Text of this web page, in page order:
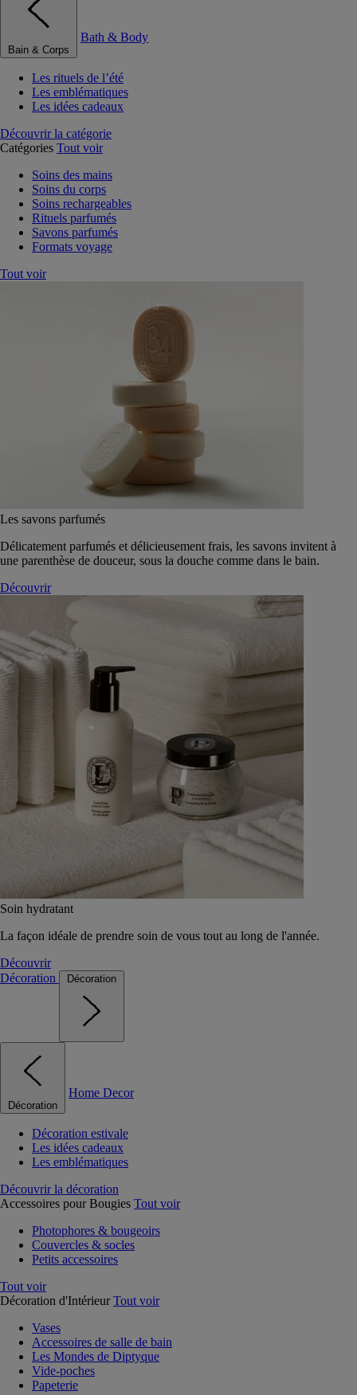
Bain & Corps
Bath & Body
Les rituels de l’été
Les emblématiques
Les idées cadeaux
Découvrir la catégorie
Catégories Tout voir
Soins des mains
Soins du corps
Soins rechargeables
Rituels parfumés
Savons parfumés
Formats voyage
Tout voir
Les savons parfumés
Délicatement parfumés et délicieusement frais, les savons invitent à
une parenthèse de douceur, sous la douche comme dans le bain.
Découvrir
Soin hydratant
La façon idéale de prendre soin de vous tout au long de l'année.
Découvrir
Décoration
Décoration
Décoration
Home Decor
Décoration estivale
Les idées cadeaux
Les emblématiques
Découvrir la décoration
Accessoires pour Bougies Tout voir
Photophores & bougeoirs
Couvercles & socles
Petits accessoires
Tout voir
Décoration d'Intérieur Tout voir
Vases
Accessoires de salle de bain
Les Mondes de Diptyque
Vide-poches
Papeterie